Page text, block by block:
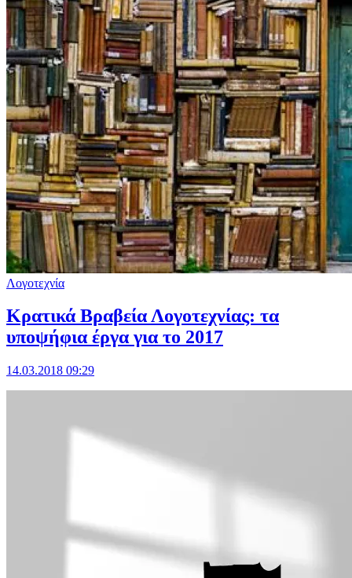
Λογοτεχνία
Κρατικά Βραβεία Λογοτεχνίας: τα
υποψήφια έργα για το 2017
14.03.2018 09:29